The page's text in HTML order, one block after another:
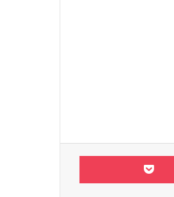
پاکت